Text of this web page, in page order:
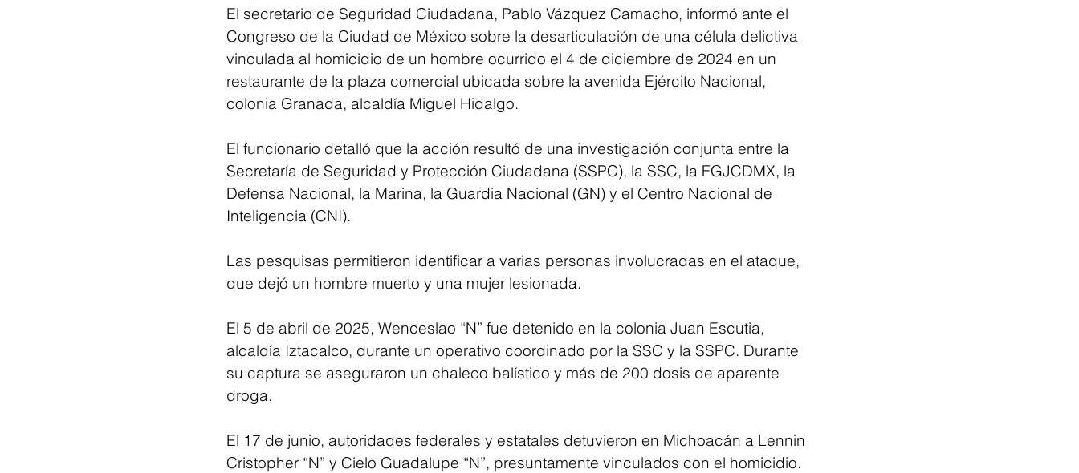
El secretario de Seguridad Ciudadana, Pablo Vázquez Camacho, informó ante el
Congreso de la Ciudad de México sobre la desarticulación de una célula delictiva
vinculada al homicidio de un hombre ocurrido el 4 de diciembre de 2024 en un
restaurante de la plaza comercial ubicada sobre la avenida Ejército Nacional,
colonia Granada, alcaldía Miguel Hidalgo.
El funcionario detalló que la acción resultó de una investigación conjunta entre la
Secretaría de Seguridad y Protección Ciudadana (SSPC), la SSC, la FGJCDMX, la
Defensa Nacional, la Marina, la Guardia Nacional (GN) y el Centro Nacional de
Inteligencia (CNI).
Las pesquisas permitieron identificar a varias personas involucradas en el ataque,
que dejó un hombre muerto y una mujer lesionada.
El 5 de abril de 2025, Wenceslao “N” fue detenido en la colonia Juan Escutia,
alcaldía Iztacalco, durante un operativo coordinado por la SSC y la SSPC. Durante
su captura se aseguraron un chaleco balístico y más de 200 dosis de aparente
droga.
El 17 de junio, autoridades federales y estatales detuvieron en Michoacán a Lennin
Cristopher “N” y Cielo Guadalupe “N”, presuntamente vinculados con el homicidio.